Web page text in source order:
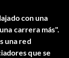
con una
carrera más".
una red
que se